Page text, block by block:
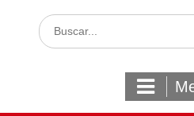
Search
for: